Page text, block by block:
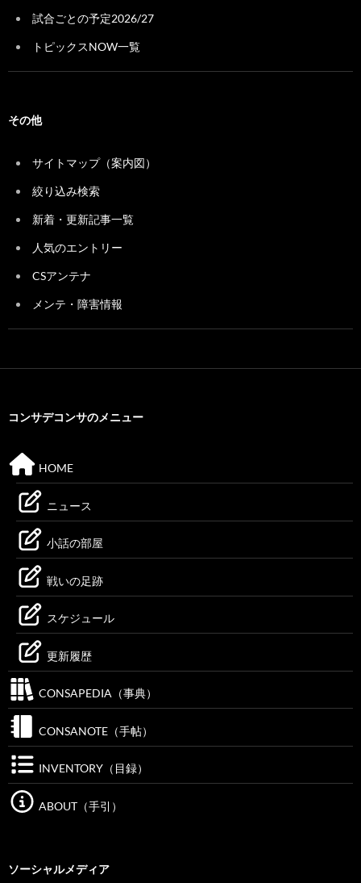
試合ごとの予定2026/27
トピックスNOW一覧
その他
サイトマップ（案内図）
絞り込み検索
新着・更新記事一覧
人気のエントリー
CSアンテナ
メンテ・障害情報
コンサデコンサのメニュー
HOME
ニュース
小話の部屋
戦いの足跡
スケジュール
更新履歴
CONSAPEDIA（事典）
CONSANOTE（手帖）
INVENTORY（目録）
ABOUT（手引）
ソーシャルメディア